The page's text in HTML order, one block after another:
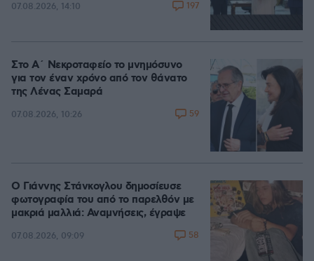
07.08.2026, 14:10 197
Στο Α΄ Νεκροταφείο το μνημόσυνο
για τον έναν χρόνο από τον θάνατο
της Λένας Σαμαρά
07.08.2026, 10:26 59
Ο Γιάννης Στάνκογλου δημοσίευσε
φωτογραφία του από το παρελθόν με
μακριά μαλλιά: Αναμνήσεις, έγραψε
07.08.2026, 09:09 58